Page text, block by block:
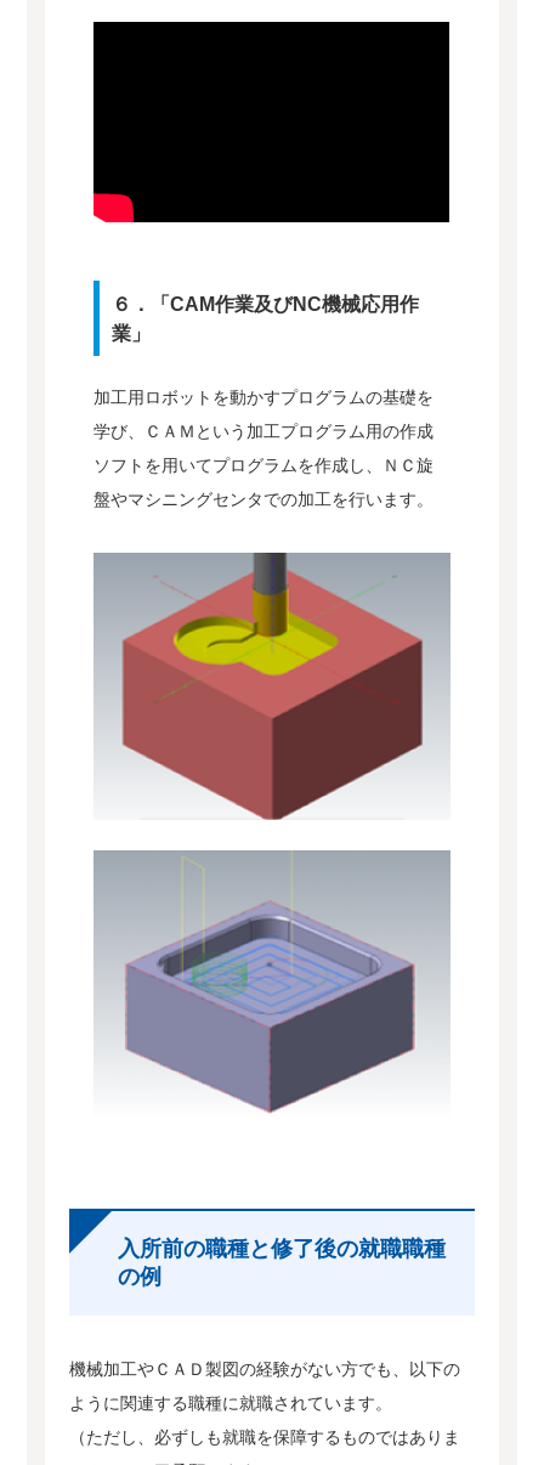
６．「CAM作業及びNC機械応用作
業」
加工用ロボットを動かすプログラムの基礎を
学び、ＣＡＭという加工プログラム用の作成
ソフトを用いてプログラムを作成し、ＮＣ旋
盤やマシニングセンタでの加工を行います。
入所前の職種と修了後の就職職種
の例
機械加工やＣＡＤ製図の経験がない方でも、以下の
ように関連する職種に就職されています。
（ただし、必ずしも就職を保障するものではありま